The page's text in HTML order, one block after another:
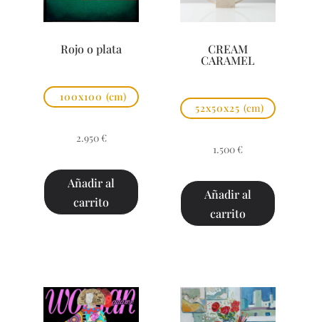
Rojo o plata
100x100 (cm)
2.950 €
Añadir al
carrito
CREAM
CARAMEL
52x50x25 (cm)
1.500 €
Añadir al
carrito